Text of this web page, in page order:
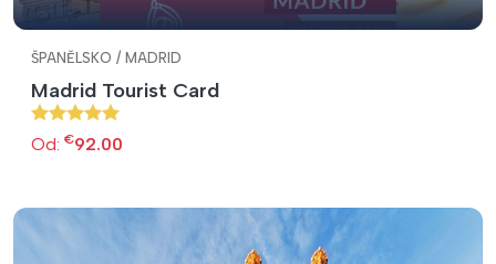
ŠPANĚLSKO / MADRID
Madrid Tourist Card
Od: €92.00